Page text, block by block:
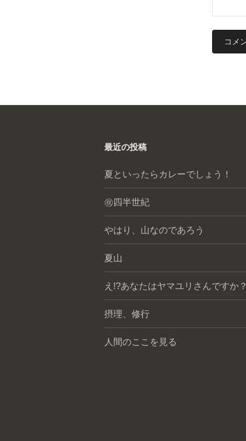
最近の投稿
夏といったらカレーでしょう！
㊗️四半世紀
やはり、山なのであろう
夏山
え!?あなたはヤマユリさんですか？
摂理、修行
人間のここを見る